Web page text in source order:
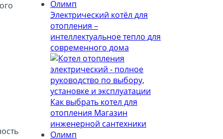
Электрический котёл для
отопления –
интеллектуальное тепло для
современного дома